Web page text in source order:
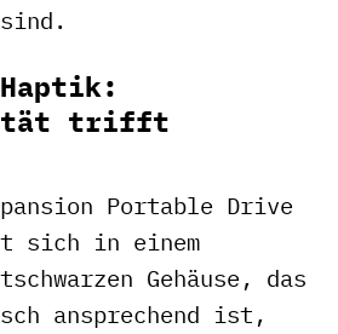
trifft
Portable Drive
sich in einem
Gehäuse, das
ansprechend ist,